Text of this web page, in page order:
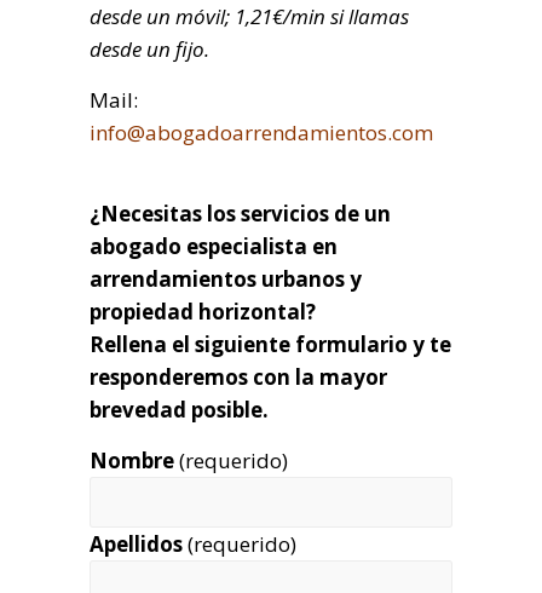
desde un móvil; 1,21€/min si llamas
desde un fijo.
Mail:
info@abogadoarrendamientos.com
¿Necesitas los servicios de un
abogado especialista en
arrendamientos urbanos y
propiedad horizontal?
Rellena el siguiente formulario y te
responderemos con la mayor
brevedad posible.
Nombre(requerido)
Apellidos(requerido)